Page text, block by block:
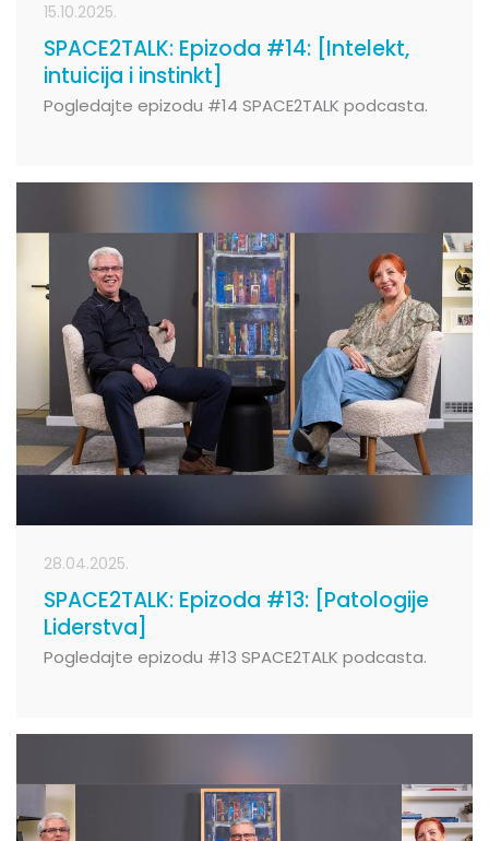
15.10.2025.
SPACE2TALK: Epizoda #14: [Intelekt,
intuicija i instinkt]
Pogledajte epizodu #14 SPACE2TALK podcasta.
28.04.2025.
SPACE2TALK: Epizoda #13: [Patologije
Liderstva]
Pogledajte epizodu #13 SPACE2TALK podcasta.